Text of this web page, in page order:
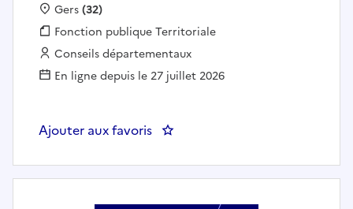
Localisation :
Gers(32)
Fonction publique :
Fonction publique Territoriale
Employeur :
Conseils départementaux
En ligne depuis le 27 juillet 2026
Ajouter aux favoris : Médecin et chef.fe de service -